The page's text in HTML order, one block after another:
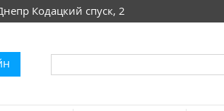
Кодацкий спуск, 2